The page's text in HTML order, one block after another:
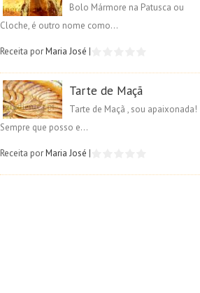
Bolo Mármore na Patusca ou
Cloche, é outro nome como...
Receita porMaria José |
Tarte de Maçã
Tarte de Maçã , sou apaixonada!
Sempre que posso e...
Receita porMaria José |